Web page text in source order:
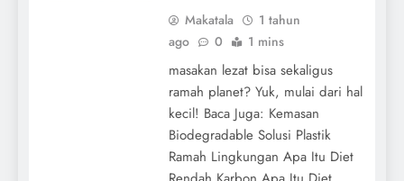
Makatala
1 tahun
ago
0 1 mins
masakan lezat bisa sekaligus
ramah planet? Yuk, mulai dari hal
kecil! Baca Juga: Kemasan
Biodegradable Solusi Plastik
Ramah Lingkungan Apa Itu Diet